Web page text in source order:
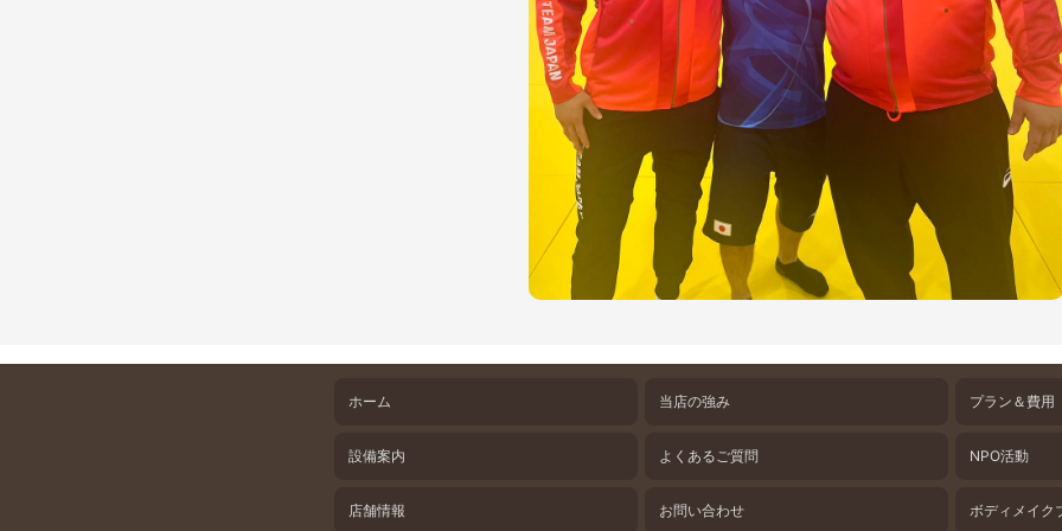
ホーム 当店の強み プラン＆費用
設備案内 よくあるご質問 NPO活動
店舗情報 お問い合わせ ボディメイク